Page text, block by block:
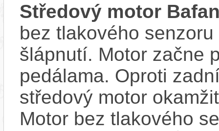
Středový motor
bez tlakového
šlápnutí. Motor začne
pedálama. Oproti
středový motor
Motor bez tlakového